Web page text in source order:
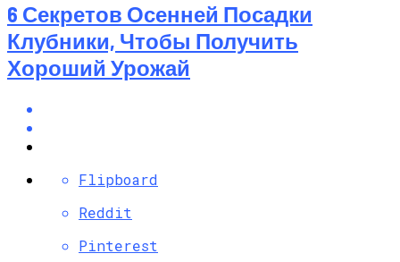
6 Секретов Осенней Посадки
Клубники, Чтобы Получить
Хороший Урожай
Flipboard
Reddit
Pinterest